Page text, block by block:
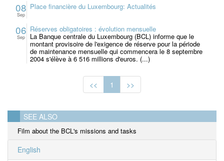
08
Sep
Place financière du Luxembourg: Actualités
06
Sep
Réserves obligatoires : évolution mensuelle
La Banque centrale du Luxembourg (BCL) informe que le
montant provisoire de l'exigence de réserve pour la période
de maintenance mensuelle qui commencera le 8 septembre
2004 s'élève à 6 516 millions d'euros. (...)
<< 1 >>
SEE ALSO
Film about the BCL's missions and tasks
English